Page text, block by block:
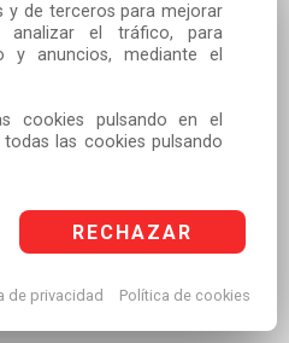
y de terceros para mejorar
analizar el tráfico, para
y anuncios, mediante el
cookies pulsando en el
todas las cookies pulsando
RECHAZAR
de privacidad Política de cookies